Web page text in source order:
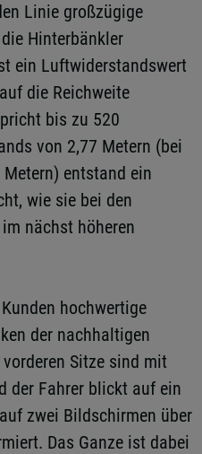
Linie großzügige
Hinterbänkler
ein Luftwiderstandswert
die Reichweite
bis zu 520
von 2,77 Metern (bei
entstand ein
wie sie bei den
nächst höheren
hochwertige
der nachhaltigen
Sitze sind mit
der Fahrer blickt auf ein
zwei Bildschirmen über
Das Ganze ist dabei